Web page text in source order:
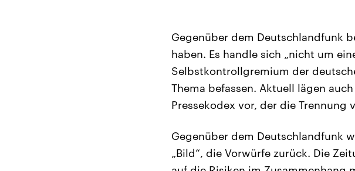
Gegenüber dem Deutschlandfunk
haben. Es handle sich „nicht um
Selbstkontrollgremium der
Thema befassen. Aktuell lägen
Pressekodex vor, der die
Gegenüber dem Deutschlandfunk
„Bild“, die Vorwürfe zurück. Die